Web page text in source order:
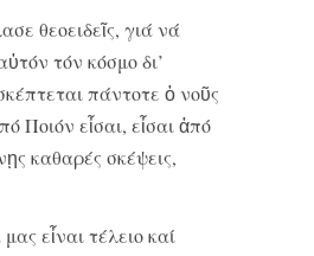
θεοειδεῖς, γιά νά
τόν κόσμο δι’
πάντοτε ὁ νοῦς
Ποιόν εἶσαι, εἶσαι ἀπό
καθαρές σκέψεις,
εἶναι τέλειο καί